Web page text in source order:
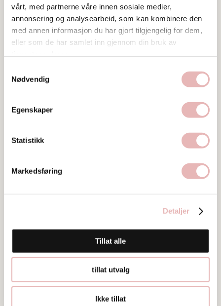
vårt, med partnerne våre innen sosiale medier,
annonsering og analysearbeid, som kan kombinere den
med annen informasjon du har gjort tilgjengelig for dem,
eller som de har samlet inn gjennom din bruk av
Nødvendig
Egenskaper
Statistikk
Markedsføring
Detaljer
Tillat alle
tillat utvalg
Ikke tillat
Web
Besøk nettside
Ta kontakt
post@meze.no